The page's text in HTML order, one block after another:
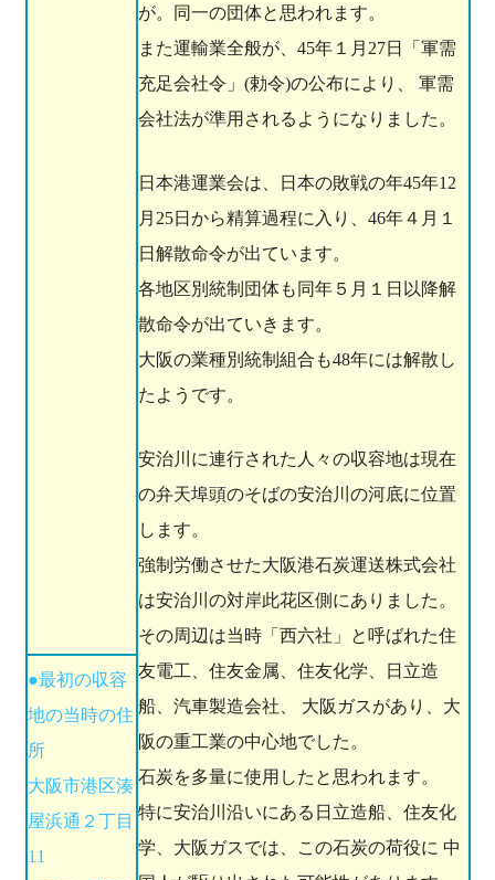
が。同一の団体と思われます。
また運輸業全般が、45年１月27日「軍需
充足会社令」(勅令)の公布により、 軍需
会社法が準用されるようになりました。
日本港運業会は、日本の敗戦の年45年12
月25日から精算過程に入り、46年４月１
日解散命令が出ています。
各地区別統制団体も同年５月１日以降解
散命令が出ていきます。
大阪の業種別統制組合も48年には解散し
たようです。
安治川に連行された人々の収容地は現在
の弁天埠頭のそばの安治川の河底に位置
します。
強制労働させた大阪港石炭運送株式会社
は安治川の対岸此花区側にありました。
その周辺は当時「西六社」と呼ばれた住
友電工、住友金属、住友化学、日立造
船、汽車製造会社、 大阪ガスがあり、大
阪の重工業の中心地でした。
石炭を多量に使用したと思われます。
特に安治川沿いにある日立造船、住友化
学、大阪ガスでは、この石炭の荷役に 中
●最初の収容
地の当時の住
所
大阪市港区湊
屋浜通２丁目
11